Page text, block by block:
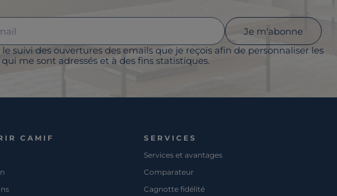
suivi des ouvertures des emails que je reçois afin de personnaliser les
me sont adressés et à des fins statistiques.
Je m'abonne
CAMIF
SERVICES
Services et avantages
Comparateur
Cagnotte fidélité